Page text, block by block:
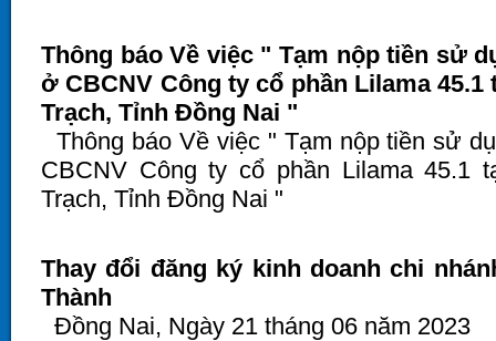
Thông báo Về việc " Tạm nộp tiền sử
ở CBCNV Công ty cổ phần Lilama
Trạch, Tỉnh Đồng Nai "
Thông báo Về việc " Tạm nộp tiền sử
CBCNV Công ty cổ phần Lilama 45.1
Trạch, Tỉnh Đồng Nai "
Thay đổi đăng ký kinh doanh chi
Thành
Đồng Nai, Ngày 21 tháng 06 năm 2023